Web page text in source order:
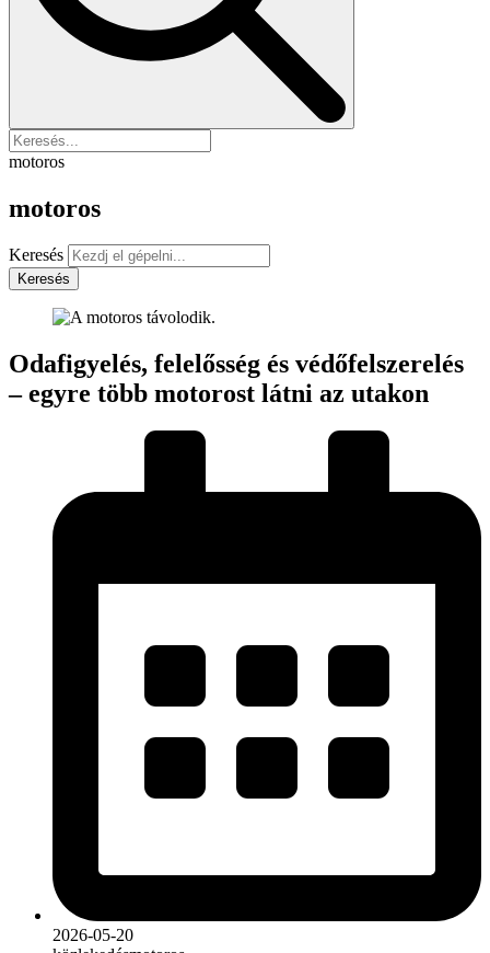
motoros
motoros
Keresés
Keresés
Odafigyelés, felelősség és védőfelszerelés
– egyre több motorost látni az utakon
2026-05-20